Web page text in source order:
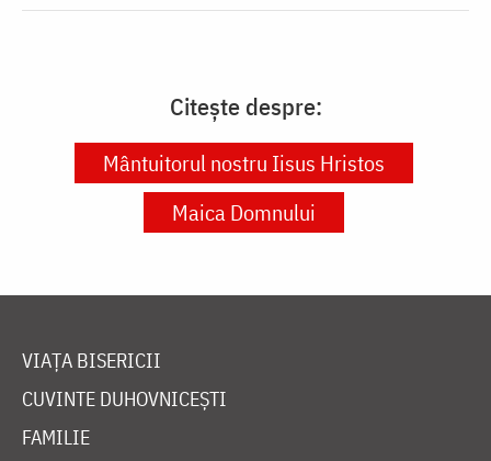
Citește despre:
Mântuitorul nostru Iisus Hristos
Maica Domnului
VIAȚA BISERICII
CUVINTE DUHOVNICEȘTI
FAMILIE